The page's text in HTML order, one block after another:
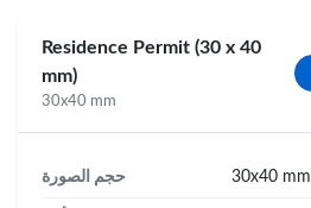
Residence Permit (30 x 40
mm)
30x40 mm
حجم الصورة 30x40 mm